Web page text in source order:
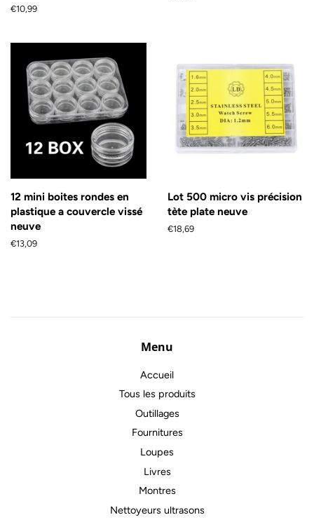
Prix
€10,99
12 mini boites rondes en
plastique a couvercle vissé
neuve
Prix
€13,09
Lot 500 micro vis précision
tète plate neuve
Prix
€18,69
Menu
Accueil
Tous les produits
Outillages
Fournitures
Loupes
Livres
Montres
Nettoyeurs ultrasons